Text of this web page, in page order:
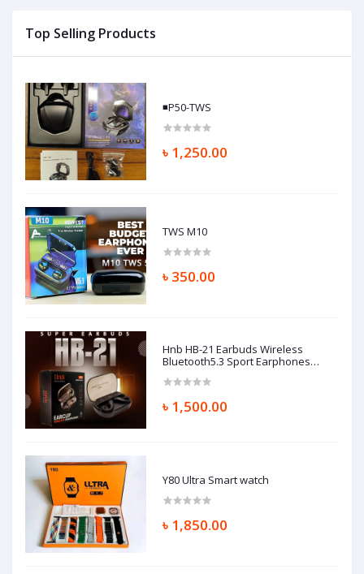
Top Selling Products
◾P50-TWS
৳ 1,250.00
TWS M10
৳ 350.00
Hnb HB-21 Earbuds Wireless
Bluetooth5.3 Sport Earphones
control Headphones
৳ 1,500.00
Y80 Ultra Smart watch
৳ 1,850.00